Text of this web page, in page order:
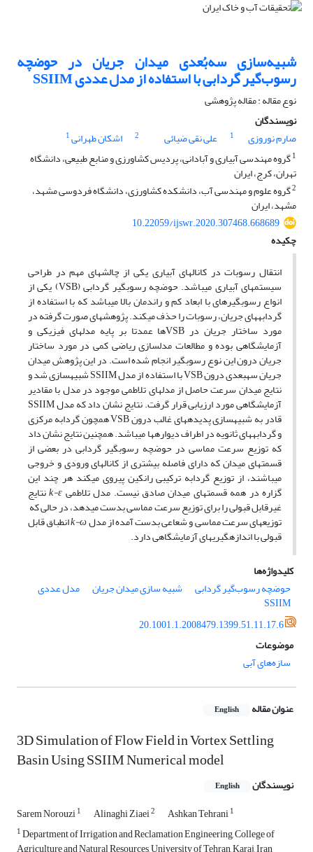
شبیه‌سازی سه‌بُعدی میدان جریان در حوضچه‌
رسوب‌گیر گردابی با استفاده از مدل عددی SSIIM
نوع مقاله : مقاله پژوهشی
نویسندگان
صارم نوروزی
1 علی نقی ضیائی 2 اشکان طهرانی1
1گروه مهندسی آبیاری و آبادانی، پردیس کشاورزی و منابع طبیعی، دانشگاه
تهران، کرج، ایران
2گروه علوم و مهندسی آب، دانشکده کشاورزی، دانشگاه فردوسی مشهد،
مشهد، ایران
10.22059/ijswr.2020.307468.668689
چکیده
انتقال رسوبات در کانال­های آبیاری یکی از چالش­های مهم در طراحی
سیستم­های آبیاری می­باشد. حوضچه رسوب­گیر گردابی (VSB) یکی از
انواع رسوب­گیرهای با ابعاد کم و راندمان بالا می­باشد که با استفاده از
گردابه­های جریان، رسوبات را حذف می­کند. پژوهش­های صورت گرفته در
مورد ساختار جریان در VSBها عمدتا بر پایه مدل­های فیزیکی و
آزمایشگاهی بوده و مطالعات مدلسازی ریاضی کمی در مورد ساختار
جریان درون این نوع رسوب­گیر انجام شده است. در این پژوهش میدان
جریان سه­بعدی درون VSB با استفاده از مدل SSIIM شبیه­سازی شد و
نتایج میدان سرعت حاصل از مدل­های تلاطمی موجود در مدل با مقادیر
آزمایشگاهی مورد ارزیابی قرار گرفت. نتایج نشان داد که مدل SSIIM
قادر به شبیه­سازی پدیده­های غالب درون VSB همچون گردابه مرکزی
و گردابه­های ثانویه در اطراف دیواره­ها می­باشد. همچنین نتایج نشان داد
که توزیع سرعت مماسی در حوضچه رسوب­گیر گردابی در بعضی از
قسمت­های میدان که دارای فاصله بیشتری از کانال­های ورودی و خروجی
می­باشند، از توزیع گردابه ترکیبی رانکین پیروی می­کند هر چند این
گزاره در همه قسمت­های میدان صادق نیست. مدل تلاطمیk-εنتایج
غیرقابل قبولی را برای توزیع سرعت مماسی بدست می­دهد، در حالی که
توزیع­های سرعت مماسی و شعاعی بدست آمده از مدلk-ωانطباق قابل
قبولی با اندازه­گیری­های آزمایشگاهی دارد.
کلیدواژه‌ها
حوضچه رسوب‌گیر گردابی
شبیه سازی میدان جریان مدل عددی
SSIIM
20.1001.1.2008479.1399.51.11.17.6
موضوعات
سازه‌های آبی
عنوان مقاله English
3D Simulation of Flow Field in Vortex Settling
Basin Using SSIIM Numerical model
نویسندگان English
Sarem Norouzi1 Alinaghi Ziaei2 Ashkan Tehrani1
1Department of Irrigation and Reclamation Engineering, College of